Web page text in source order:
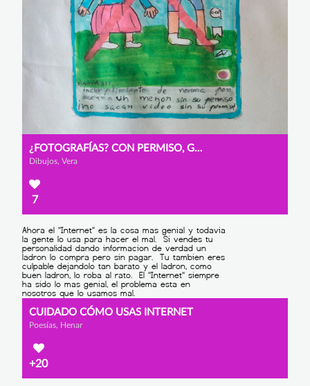
¿FOTOGRAFÍAS? CON PERMISO, GRACIAS
Dibujos, Vera
7
CUIDADO CÓMO USAS INTERNET
Poesías, Henar
+20